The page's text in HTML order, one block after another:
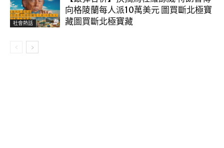
社會熱話
向格陵蘭每人派10萬美元 圖買斷北極寶
藏圖買斷北極寶藏